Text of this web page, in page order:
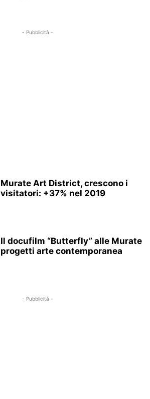
- Pubblicità -
Murate Art District, crescono i
visitatori: +37% nel 2019
Il docufilm “Butterfly” alle Murate
progetti arte contemporanea
- Pubblicità -